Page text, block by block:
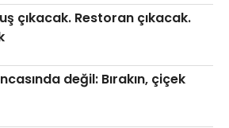
çıkacak. Restoran çıkacak.
değil: Bırakın, çiçek